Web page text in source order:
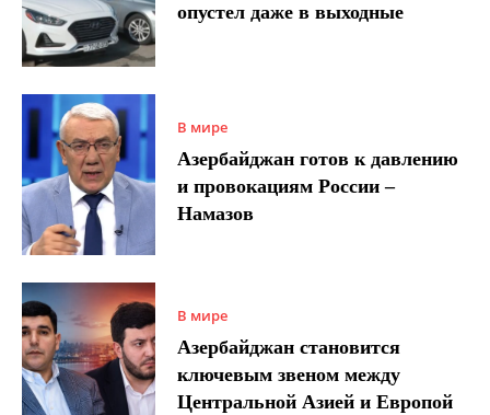
опустел даже в выходные
В мире
Азербайджан готов к давлению
и провокациям России –
Намазов
В мире
Азербайджан становится
ключевым звеном между
Центральной Азией и Европой